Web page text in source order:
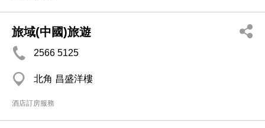
旅域(中國)旅遊
2566 5125
北角 昌盛洋樓
酒店訂房服務